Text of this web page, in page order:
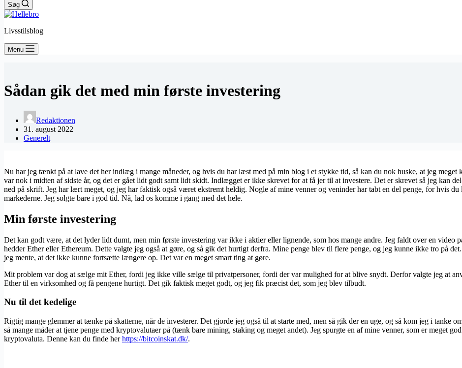
Søg
Livsstilsblog
Menu
Sådan gik det med min første investering
Redaktionen
31. august 2022
Generelt
Nu har jeg tænkt på at lave det her indlæg i mange måneder, og hvis du har læst med på min blog i et stykke tid, så kan du nok huske, at jeg meget
var nok i midten af sidste år, og det er gået lidt godt samt lidt skidt. Indlægget er ikke skrevet for at få jer til at investere. Det er skrevet så jeg kan
ned på skrift. Jeg har lært meget, og jeg har faktisk også været ekstremt heldig. Nogle af mine venner og veninder har tabt en del penge, for hvis
markederne. Jeg solgte bare i god tid. Nå, lad os komme i gang med det hele.
Min første investering
Det kan godt være, at det lyder lidt dumt, men min første investering var ikke i aktier eller lignende, som hos mange andre. Jeg faldt over en video
hedder Ether eller Ethereum. Dette valgte jeg også at gøre, og så gik det hurtigt derfra. Mine penge blev til flere penge, og jeg kunne ikke tro på
jeg mente, at det ikke kunne fortsætte længere op. Det var en meget smart ting at gøre.
Mit problem var dog at sælge mit Ether, fordi jeg ikke ville sælge til privatpersoner, fordi der var mulighed for at blive snydt. Derfor valgte jeg at
Ether til en virksomhed og få pengene hurtigt. Det gik faktisk meget godt, og jeg fik præcist det, som jeg blev tilbudt.
Nu til det kedelige
Rigtig mange glemmer at tænke på skatterne, når de investerer. Det gjorde jeg også til at starte med, men så gik der en uge, og så kom jeg i tanke
så mange måder at tjene penge med kryptovalutaer på (tænk bare mining, staking og meget andet). Jeg spurgte en af mine venner, som er meget
kryptovaluta. Denne kan du finde herhttps://bitcoinskat.dk/.